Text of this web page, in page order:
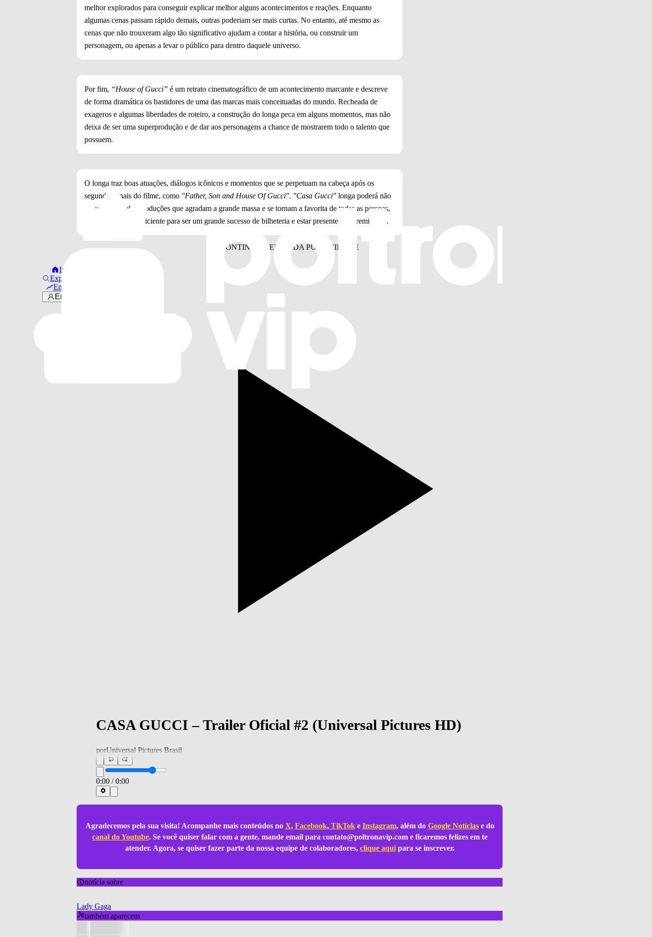
Início
Explorar
Em alta
Entrar
melhor explorados para conseguir explicar melhor alguns acontecimentos e reações. Enquanto
algumas cenas passam rápido demais, outras poderiam ser mais curtas. No entanto, até mesmo as
cenas que não trouxeram algo tão significativo ajudam a contar a história, ou construir um
personagem, ou apenas a levar o público para dentro daquele universo.
Por fim, “House of Gucci” é um retrato cinematográfico de um acontecimento marcante e descreve
de forma dramática os bastidores de uma das marcas mais conceituadas do mundo. Recheada de
exageros e algumas liberdades de roteiro, a construção do longa peca em alguns momentos, mas não
deixa de ser uma superprodução e de dar aos personagens a chance de mostrarem todo o talento que
possuem.
O longa traz boas atuações, diálogos icônicos e momentos que se perpetuam na cabeça após os
segundos finais do filme, como "Father, Son and House Of Gucci". "Casa Gucci" longa poderá não
ser uma daquelas produções que agradam a grande massa e se tornam a favorita de todas as pessoas,
mas tem o que é suficiente para ser um grande sucesso de bilheteria e estar presente nas premiações.
CASA GUCCI – Trailer Oficial #2 (Universal Pictures HD)
porUniversal Pictures Brasil
0:00 /0:00
Agradecemos pela sua visita! Acompanhe mais conteúdos no X, Facebook,TikToke Instagram, além do Google Notíciase do
canal do Youtube. Se você quiser falar com a gente, mande email para contato@poltronavip.come ficaremos felizes em te
atender. Agora, se quiser fazer parte da nossa equipe de colaboradores, clique aquipara se inscrever.
notícia sobre
Lady Gaga
também aparecem